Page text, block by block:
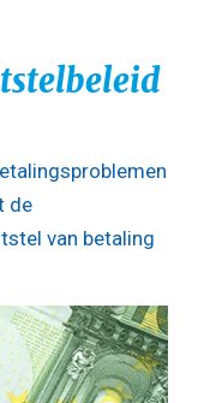
de
van betaling